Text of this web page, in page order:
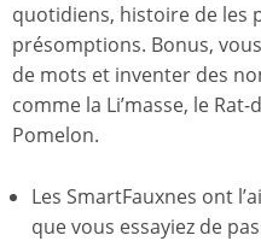
quotidiens, histoire de les
présomptions. Bonus,
de mots et inventer des
comme la Li’masse, le
Pomelon.
Les SmartFauxnes ont
que vous essayiez de